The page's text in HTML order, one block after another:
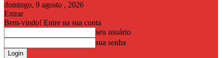
domingo, 9 agosto , 2026
Entrar
Bem-vindo! Entre na sua conta
seu usuário
sua senha